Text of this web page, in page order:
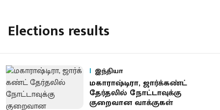
Elections results
இந்தியா
ம​காராஷ்டிரா, ஜார்க்​கண்ட்
தேர்தலில் நோட்டாவுக்கு
குறைவான வாக்குகள்